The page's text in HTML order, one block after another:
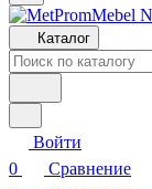
Каталог
Войти
0
Сравнение